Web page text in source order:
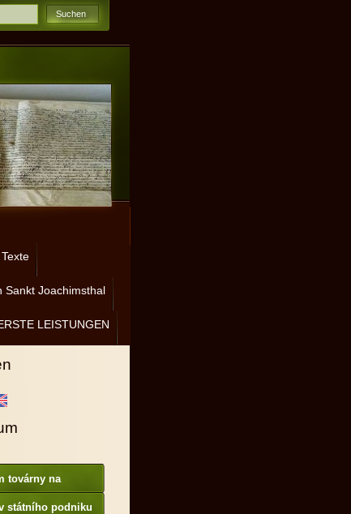
Sankt Joachimsthal
LEISTUNGEN
továrny na
státního podniku